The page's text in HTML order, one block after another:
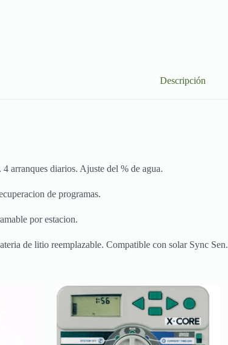
Descripción
arranques diarios. Ajuste del % de agua.
de programas.
por estacion.
de litio reemplazable. Compatible con solar Sync Sen.